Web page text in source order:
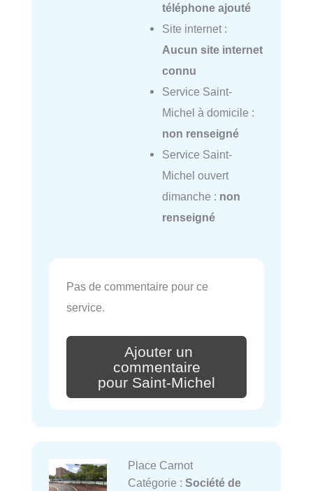
téléphone ajouté
Site internet :
Aucun site internet
connu
Service Saint-
Michel à domicile :
non renseigné
Service Saint-
Michel ouvert
dimanche : non
renseigné
Pas de commentaire pour ce
service.
Ajouter un
commentaire
pour Saint-Michel
Place Carnot
Catégorie : Société de